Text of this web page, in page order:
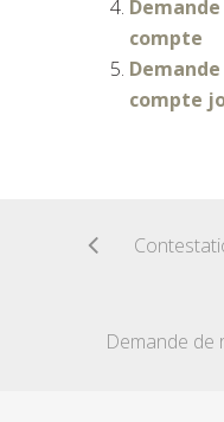
Demande
compte
compte